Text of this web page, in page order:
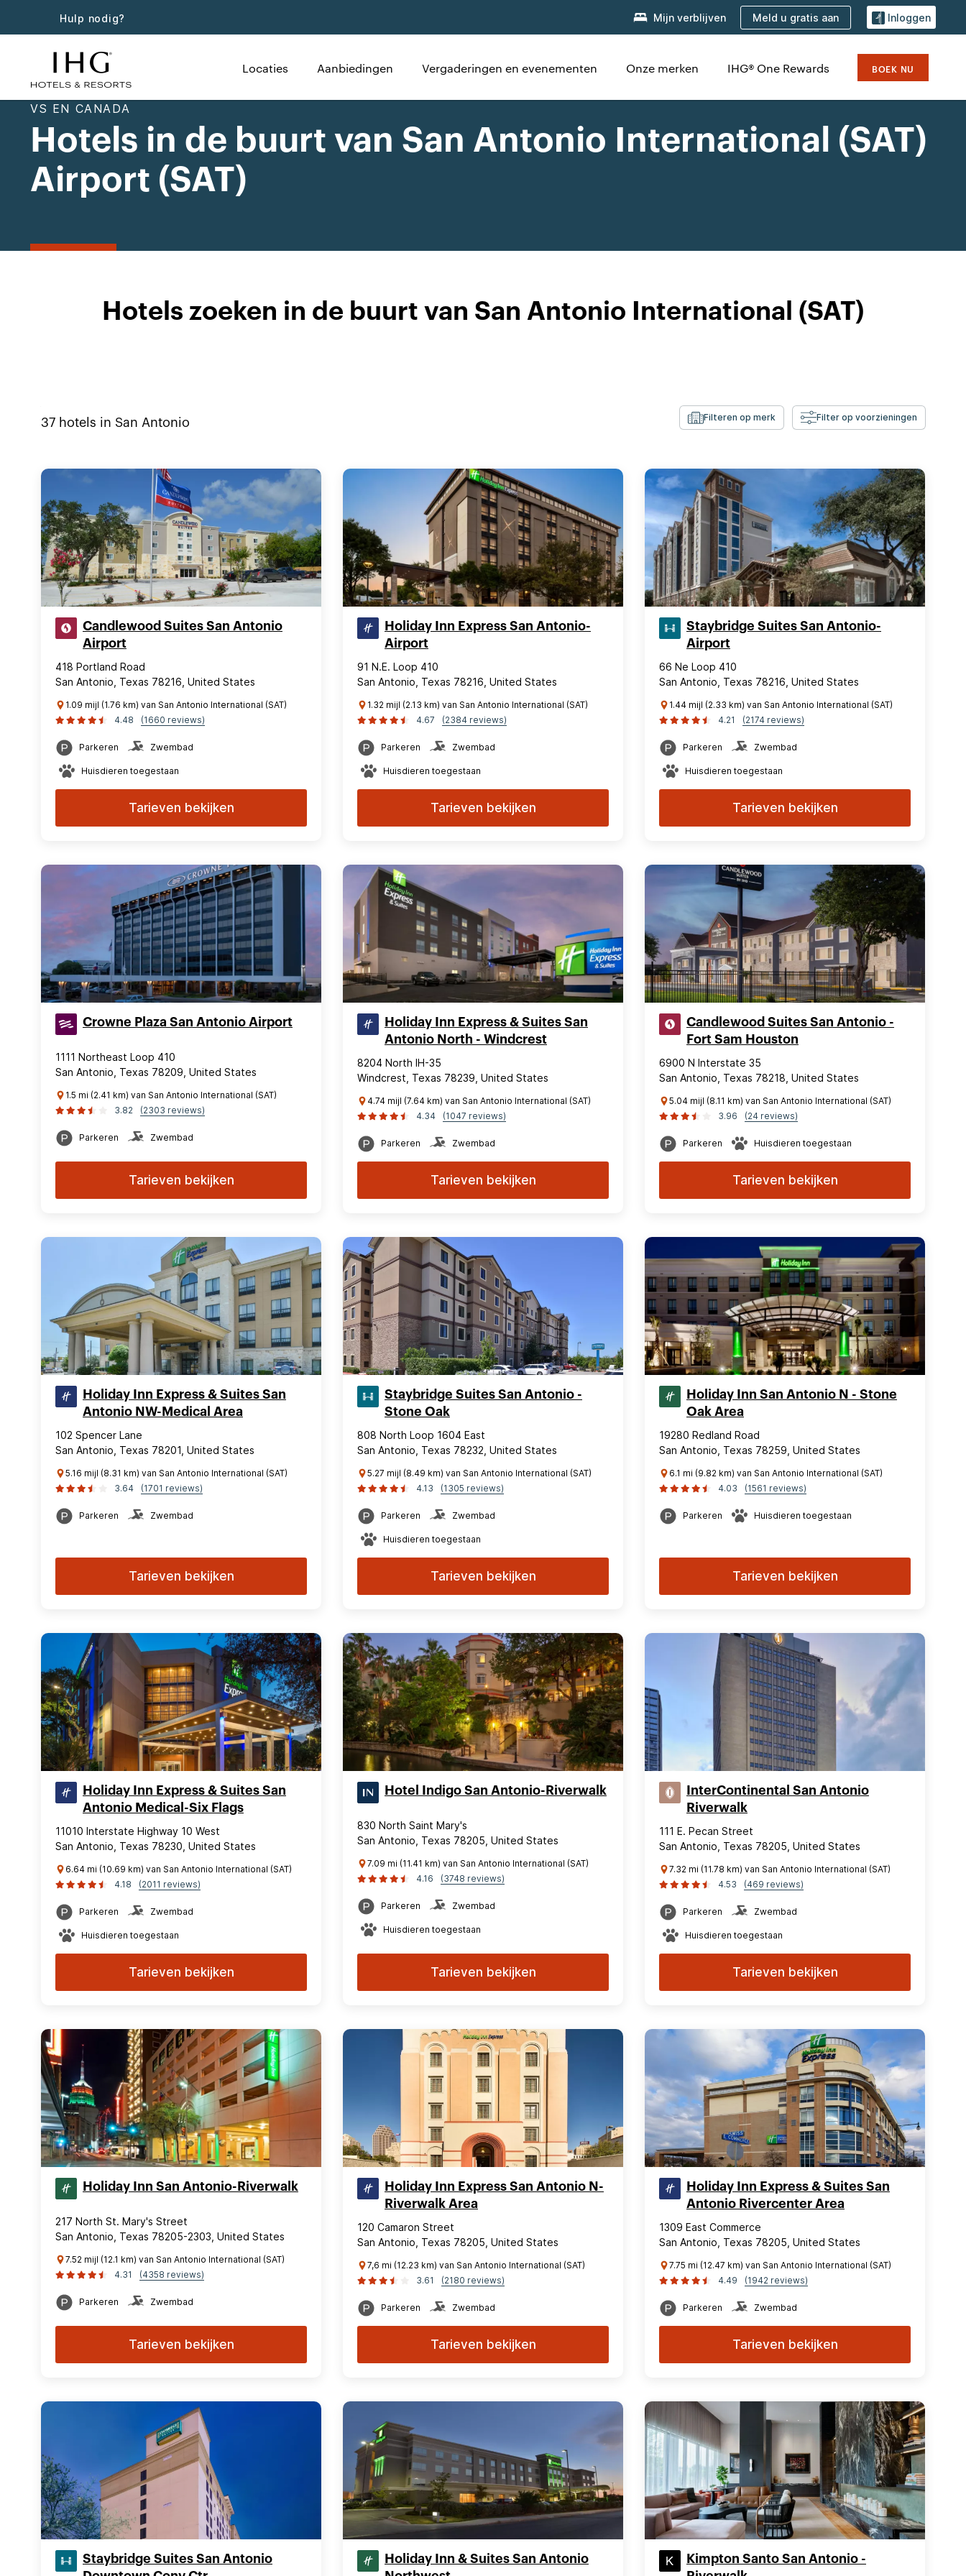
Hulp nodig? Mijn verblijven Meld u gratis aan Inloggen
Locaties Aanbiedingen Vergaderingen en evenementen Onze merken IHG® One Rewards BOEK NU
VS EN CANADA
Hotels in de buurt van San Antonio International (SAT)
Airport (SAT)
Hotels zoeken in de buurt van San Antonio International (SAT)
37 hotels in San Antonio Filteren op merk Filter op voorzieningen
Candlewood Suites San Antonio
Airport
418 Portland Road
San Antonio, Texas 78216, United States
1.09 mijl (1.76 km) van San Antonio International (SAT)
4.48
(1660 reviews)
Parkeren Zwembad
Huisdieren toegestaan
Tarieven bekijken
Holiday Inn Express San Antonio-
Airport
91 N.E. Loop 410
San Antonio, Texas 78216, United States
1.32 mijl (2.13 km) van San Antonio International (SAT)
4.67
(2384 reviews)
Parkeren Zwembad
Huisdieren toegestaan
Tarieven bekijken
Staybridge Suites San Antonio-
Airport
66 Ne Loop 410
San Antonio, Texas 78216, United States
1.44 mijl (2.33 km) van San Antonio International (SAT)
4.21
(2174 reviews)
Parkeren Zwembad
Huisdieren toegestaan
Tarieven bekijken
Crowne Plaza San Antonio Airport
1111 Northeast Loop 410
San Antonio, Texas 78209, United States
1.5 mi (2.41 km) van San Antonio International (SAT)
3.82
(2303 reviews)
Parkeren Zwembad
Tarieven bekijken
Holiday Inn Express & Suites San
Antonio North - Windcrest
8204 North IH-35
Windcrest, Texas 78239, United States
4.74 mijl (7.64 km) van San Antonio International (SAT)
4.34
(1047 reviews)
Parkeren Zwembad
Tarieven bekijken
Candlewood Suites San Antonio -
Fort Sam Houston
6900 N Interstate 35
San Antonio, Texas 78218, United States
5.04 mijl (8.11 km) van San Antonio International (SAT)
3.96
(24 reviews)
Parkeren Huisdieren toegestaan
Tarieven bekijken
Holiday Inn Express & Suites San
Antonio NW-Medical Area
102 Spencer Lane
San Antonio, Texas 78201, United States
5.16 mijl (8.31 km) van San Antonio International (SAT)
3.64
(1701 reviews)
Parkeren Zwembad
Tarieven bekijken
Staybridge Suites San Antonio -
Stone Oak
808 North Loop 1604 East
San Antonio, Texas 78232, United States
5.27 mijl (8.49 km) van San Antonio International (SAT)
4.13
(1305 reviews)
Parkeren Zwembad
Huisdieren toegestaan
Tarieven bekijken
Holiday Inn San Antonio N - Stone
Oak Area
19280 Redland Road
San Antonio, Texas 78259, United States
6.1 mi (9.82 km) van San Antonio International (SAT)
4.03
(1561 reviews)
Parkeren Huisdieren toegestaan
Tarieven bekijken
Holiday Inn Express & Suites San
Antonio Medical-Six Flags
11010 Interstate Highway 10 West
San Antonio, Texas 78230, United States
6.64 mi (10.69 km) van San Antonio International (SAT)
4.18
(2011 reviews)
Parkeren Zwembad
Huisdieren toegestaan
Tarieven bekijken
Hotel Indigo San Antonio-Riverwalk
830 North Saint Mary's
San Antonio, Texas 78205, United States
7.09 mi (11.41 km) van San Antonio International (SAT)
4.16
(3748 reviews)
Parkeren Zwembad
Huisdieren toegestaan
Tarieven bekijken
InterContinental San Antonio
Riverwalk
111 E. Pecan Street
San Antonio, Texas 78205, United States
7.32 mi (11.78 km) van San Antonio International (SAT)
4.53
(469 reviews)
Parkeren Zwembad
Huisdieren toegestaan
Tarieven bekijken
Holiday Inn San Antonio-Riverwalk
217 North St. Mary's Street
San Antonio, Texas 78205-2303, United States
7.52 mijl (12.1 km) van San Antonio International (SAT)
4.31
(4358 reviews)
Parkeren Zwembad
Tarieven bekijken
Holiday Inn Express San Antonio N-
Riverwalk Area
120 Camaron Street
San Antonio, Texas 78205, United States
7,6 mi (12.23 km) van San Antonio International (SAT)
3.61
(2180 reviews)
Parkeren Zwembad
Tarieven bekijken
Holiday Inn Express & Suites San
Antonio Rivercenter Area
1309 East Commerce
San Antonio, Texas 78205, United States
7.75 mi (12.47 km) van San Antonio International (SAT)
4.49
(1942 reviews)
Parkeren Zwembad
Tarieven bekijken
Staybridge Suites San Antonio
Holiday Inn & Suites San Antonio
Kimpton Santo San Antonio -